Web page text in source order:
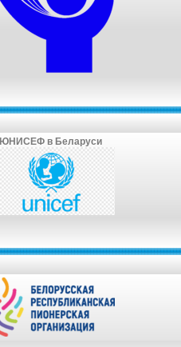
ЮНИСЕФ в Беларуси